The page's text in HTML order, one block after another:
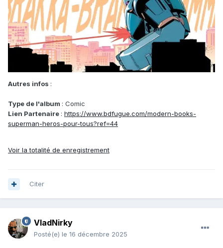
Autres infos :
Type de l'album : Comic
Lien Partenaire : https://www.bdfugue.com/modern-books-
superman-heros-pour-tous?ref=44
Voir la totalité de enregistrement
Citer
VladNirky
Posté(e) le 16 décembre 2025